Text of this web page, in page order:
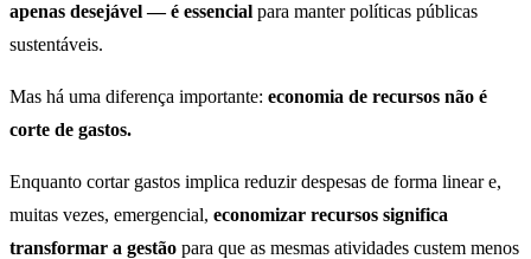
apenas desejável — é essencial para manter políticas públicas
sustentáveis.
Mas há uma diferença importante: economia de recursos não é
corte de gastos.
Enquanto cortar gastos implica reduzir despesas de forma linear e,
muitas vezes, emergencial, economizar recursos significa
transformar a gestão para que as mesmas atividades custem menos